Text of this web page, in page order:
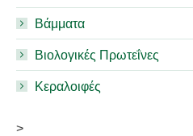
Βάμματα
Βιολογικές Πρωτεΐνες
Κεραλοιφές
>